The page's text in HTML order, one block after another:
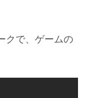
クで、ゲームの